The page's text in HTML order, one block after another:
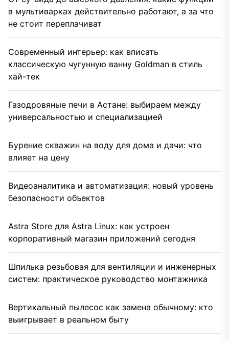
в мультиварках действительно работают, а за что
не стоит переплачиват
Современный интерьер: как вписать
классическую чугунную ванну Goldman в стиль
хай-тек
Газодровяные печи в Астане: выбираем между
универсальностью и специализацией
Бурение скважин на воду для дома и дачи: что
влияет на цену
Видеоаналитика и автоматизация: новый уровень
безопасности объектов
Astra Store для Astra Linux: как устроен
корпоративный магазин приложений сегодня
Шпилька резьбовая для вентиляции и инженерных
систем: практическое руководство монтажника
Вертикальный пылесос как замена обычному: кто
выигрывает в реальном быту